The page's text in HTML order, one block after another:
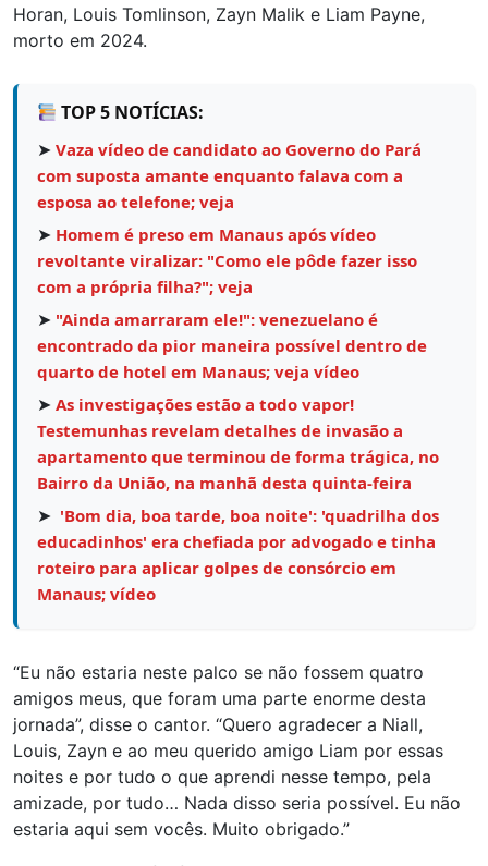
Horan, Louis Tomlinson, Zayn Malik e Liam Payne,
morto em 2024.
TOP 5 NOTÍCIAS:
➤ Vaza vídeo de candidato ao Governo do Pará
com suposta amante enquanto falava com a
esposa ao telefone; veja
➤ Homem é preso em Manaus após vídeo
revoltante viralizar: "Como ele pôde fazer isso
com a própria filha?"; veja
➤ "Ainda amarraram ele!": venezuelano é
encontrado da pior maneira possível dentro de
quarto de hotel em Manaus; veja vídeo
➤ As investigações estão a todo vapor!
Testemunhas revelam detalhes de invasão a
apartamento que terminou de forma trágica, no
Bairro da União, na manhã desta quinta-feira
➤ 'Bom dia, boa tarde, boa noite': 'quadrilha dos
educadinhos' era chefiada por advogado e tinha
roteiro para aplicar golpes de consórcio em
Manaus; vídeo
“Eu não estaria neste palco se não fossem quatro
amigos meus, que foram uma parte enorme desta
jornada”, disse o cantor. “Quero agradecer a Niall,
Louis, Zayn e ao meu querido amigo Liam por essas
noites e por tudo o que aprendi nesse tempo, pela
amizade, por tudo… Nada disso seria possível. Eu não
estaria aqui sem vocês. Muito obrigado.”